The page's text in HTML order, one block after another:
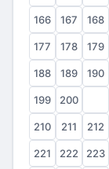
166 167 168
177 178 179
188 189 190
199 200
210 211 212
221 222 223